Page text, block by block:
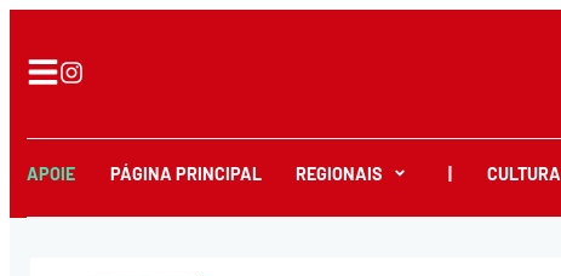
APOIE PÁGINA PRINCIPAL REGIONAIS CULTURA